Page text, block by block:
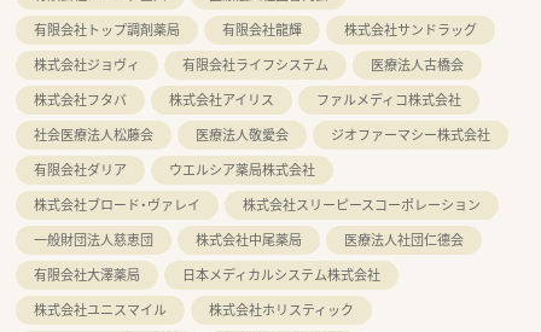
有限会社トップ調剤薬局
有限会社龍輝
株式会社サンドラッグ
株式会社ジョヴィ
有限会社ライフシステム
医療法人古橋会
株式会社フタバ
株式会社アイリス
ファルメディコ株式会社
社会医療法人松藤会
医療法人敬愛会
ジオファーマシー株式会社
有限会社ダリア
ウエルシア薬局株式会社
株式会社ブロード・ヴァレイ
株式会社スリーピースコーポレーション
一般財団法人慈恵団
株式会社中尾薬局
医療法人社団仁德会
有限会社大澤薬局
日本メディカルシステム株式会社
株式会社ユニスマイル
株式会社ホリスティック